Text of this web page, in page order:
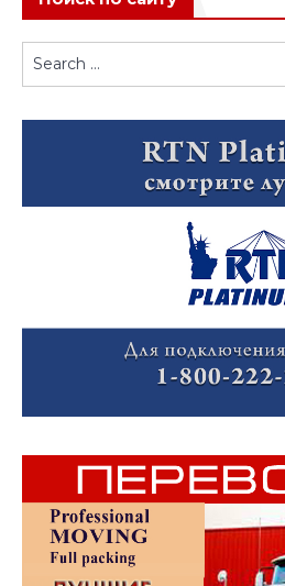
Search
for: